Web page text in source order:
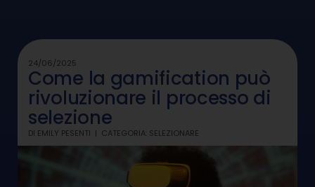
24/06/2025
Come la gamification può
rivoluzionare il processo di
selezione
DI EMILY PESENTI CATEGORIA: SELEZIONARE